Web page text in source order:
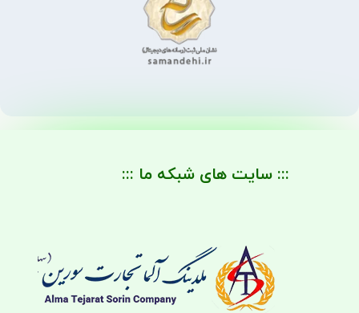
::: سایت های شبکه ما :::